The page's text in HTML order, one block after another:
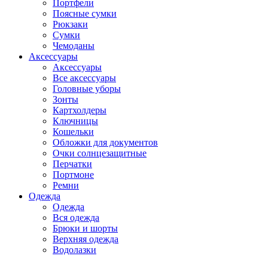
Портфели
Поясные сумки
Рюкзаки
Сумки
Чемоданы
Аксессуары
Аксессуары
Все аксессуары
Головные уборы
Зонты
Картхолдеры
Ключницы
Кошельки
Обложки для документов
Очки солнцезащитные
Перчатки
Портмоне
Ремни
Одежда
Одежда
Вся одежда
Брюки и шорты
Верхняя одежда
Водолазки